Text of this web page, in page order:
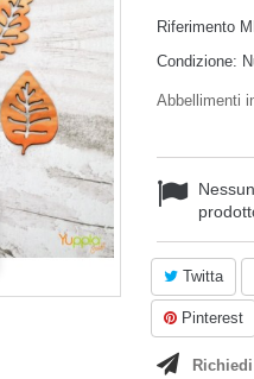
Riferimento
Condizione:
Abbellimenti
Twitta
Pinterest